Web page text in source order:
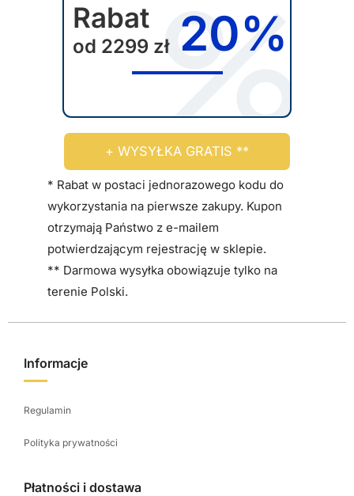
Rabat
od 2299 zł 20%
+ WYSYŁKA GRATIS **
* Rabat w postaci jednorazowego kodu do
wykorzystania na pierwsze zakupy. Kupon
otrzymają Państwo z e-mailem
potwierdzającym rejestrację w sklepie.
** Darmowa wysyłka obowiązuje tylko na
terenie Polski.
Informacje
Regulamin
Polityka prywatności
Płatności i dostawa